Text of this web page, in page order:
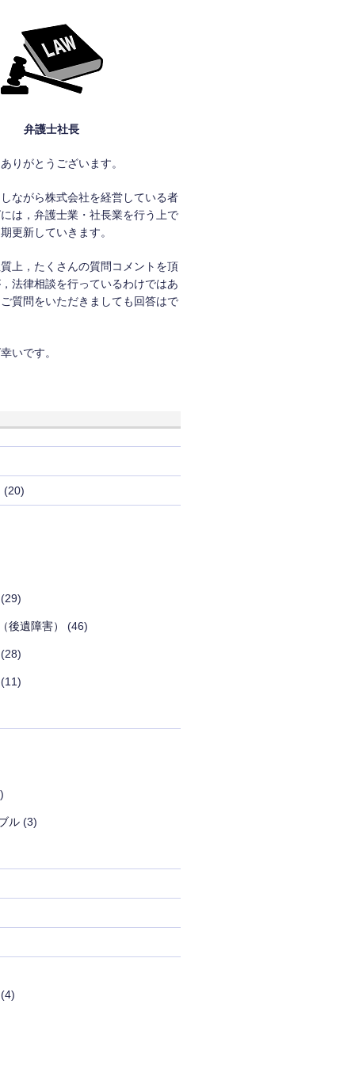
弁護士社長
りがとうございます。
ながら株式会社を経営している者
は，弁護士業・社長業を行う上で
更新していきます。
上，たくさんの質問コメントを頂
法律相談を行っているわけではあ
質問をいただきましても回答はで
いです。
(20)
後遺障害） (46)
ル(3)